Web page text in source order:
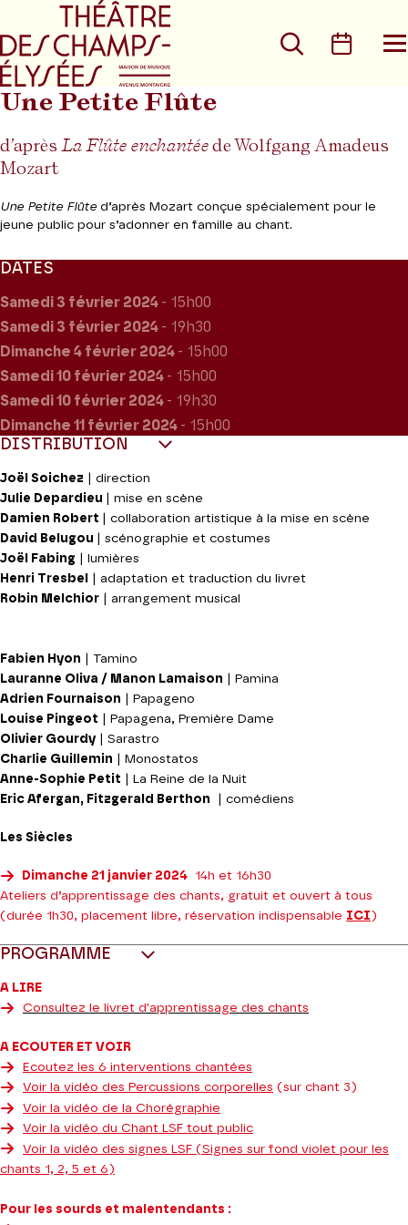
Aller au menu principal
Rechercher
Une Petite Flûte
d’après La Flûte enchantéede Wolfgang Amadeus
Mozart
Une Petite Flûted’après Mozart conçue spécialement pour le
jeune public pour s’adonner en famille au chant.
DATES
Samedi 3 février 2024 - 15h00
Samedi 3 février 2024 - 19h30
Dimanche 4 février 2024 - 15h00
Samedi 10 février 2024 - 15h00
Samedi 10 février 2024 - 19h30
Dimanche 11 février 2024 - 15h00
DISTRIBUTION
Joël Soichez | direction
Julie Depardieu
| mise en scène
Damien Robert
| collaboration artistique à la mise en scène
David Belugou
| scénographie et costumes
Joël Fabing | lumières
Henri Tresbel
| adaptation et traduction du livret
Robin Melchior | arrangement musical
Fabien Hyon | Tamino
Lauranne Oliva / Manon Lamaison | Pamina
Adrien Fournaison | Papageno
Louise Pingeot | Papagena, Première Dame
Olivier Gourdy | Sarastro
Charlie Guillemin | Monostatos
Anne-Sophie Petit | La Reine de la Nuit
Eric Afergan, Fitzgerald Berthon | comédiens
Les Siècles
Dimanche 21 janvier 2024
14h et 16h30
Ateliers d’apprentissage des chants, gratuit et ouvert à tous
(durée 1h30, placement libre, réservation indispensable ICI )
PROGRAMME
A LIRE
Consultez le livret d'apprentissage des chants
A ECOUTER ET VOIR
Ecoutez les 6 interventions chantées
Voir la vidéo des Percussions corporelles (sur chant 3)
Voir la vidéo de la Chorégraphie
Voir la vidéo du Chant LSF tout public
Voir la vidéo des signes LSF (Signes sur fond violet pour les
chants 1, 2, 5 et 6)
Pour les sourds et malentendants :